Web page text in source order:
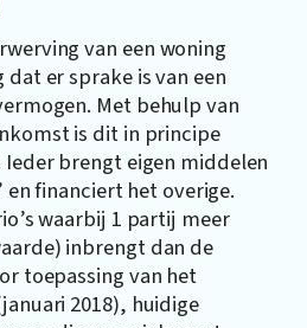
van een woning
er sprake is van een
Met behulp van
is dit in principe
brengt eigen middelen
en financiert het overige.
waarbij 1 partij meer
inbrengt dan de
toepassing van het
2018), huidige